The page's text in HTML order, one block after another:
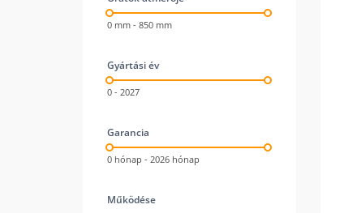
0 mm - 850 mm
Gyártási év
0 - 2027
Garancia
0 hónap - 2026 hónap
Működése